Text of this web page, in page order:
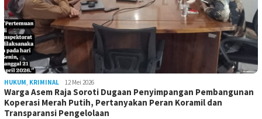
HUKUM, KRIMINAL 12 Mei 2026
Warga Asem Raja Soroti Dugaan Penyimpangan Pembangunan
Koperasi Merah Putih, Pertanyakan Peran Koramil dan
Transparansi Pengelolaan